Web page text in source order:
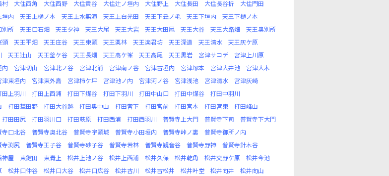
村 大住西角 大住西野 大住責谷 大住辻ノ垣内 大住野上 大住長田 大住長谷折
大住門田
垣内 天王上樋ノ本 天王上水無滝 天王上白光田 天王下丑ノ毛 天王下垣内
天王下樋ノ本
別所 天王口石畑 天王夕神 天王大尾 天王大岩 天王大田尾 天王大谷 天王大路畑
天王奥別所
頭 天王平畑 天王庄谷 天王東頭 天王栗林 天王楽君坊 天王深道 天王清水
天王灰ケ原
天王辻山 天王釜ケ谷 天王長畑 天王高ケ峯 天王高尾 天王黒岩 宮津サコデ
宮津上川原
内 宮津切山 宮津北ノ谷 宮津北浦 宮津南ノ谷 宮津古垣内 宮津塚本 宮津大井池
宮津大木
津東垣内 宮津東外島 宮津柿ケ坪 宮津池ノ内 宮津河ノ谷 宮津浅池 宮津清水
宮津灰崎
田上羽川 打田上西浦 打田下煤谷 打田下羽川 打田中山口 打田中煤谷
打田中羽川
打田埜田野 打田大谷越 打田奥中山 打田宮下 打田宮前 打田宮本 打田宮東
打田峰山
打田田尻 打田羽川口 打田萩原 打田西浦 打田西羽川 普賢寺上大門 普賢寺下司
普賢寺下大門
寺口北谷 普賢寺奥北谷 普賢寺宇頭城 普賢寺小田垣内 普賢寺峠ノ裏
普賢寺御所ノ内
寺渕尻 普賢寺王子谷 普賢寺砂子谷 普賢寺若林 普賢寺観音谷 普賢寺野神
普賢寺針木谷
神屋 東鍵田 東青上 松井上池ノ谷 松井上西浦 松井久保 松井乾角 松井交野ケ原
松井今池
松井口仲谷 松井口大谷 松井口広谷 松井古川 松井古松井 松井叶堂 松井向井
松井向山